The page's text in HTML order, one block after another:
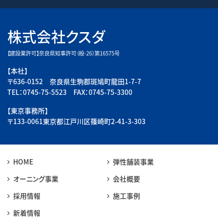
株式会社クスダ
【建設業許可】奈良県知事許可（般-26）第16575号
【本社】
〒636-0152 奈良県生駒郡斑鳩町龍田1-7-7
TEL：0745-75-5523 FAX：0745-75-3300
【東京事務所】
〒133-0061東京都江戸川区篠崎町2-41-3-303
HOME
弾性舗装事業
オーニング事業
会社概要
採用情報
施工事例
新着情報